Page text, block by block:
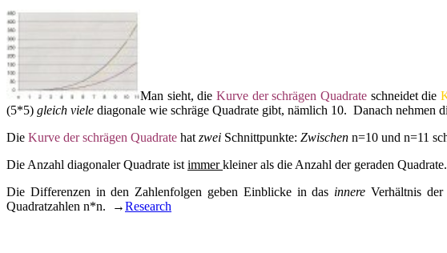
Man sieht, dieKurve der schrägen Quadrate schneidet die
(5*5) gleich viele diagonale wie schräge Quadrate gibt, nämlich 10. Danach nehmen
Die Kurve der schrägen Quadrate hat zwei Schnittpunkte: Zwischen n=10 und n=11
Die Anzahl diagonaler Quadrate ist immerkleiner als die Anzahl der geraden Quadrate.
Die Differenzen in den Zahlenfolgen geben Einblicke in das innere Verhältnis
Quadratzahlen n*n. →Research